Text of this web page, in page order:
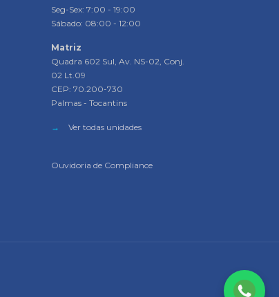
Seg-Sex: 7:00 - 19:00
Sábado: 08:00 - 12:00
Matriz
Quadra 602 Sul, Av. NS-02, Conj.
02 Lt.09
CEP: 70.200-730
Palmas - Tocantins
→ Ver todas unidades
Ouvidoria de Compliance